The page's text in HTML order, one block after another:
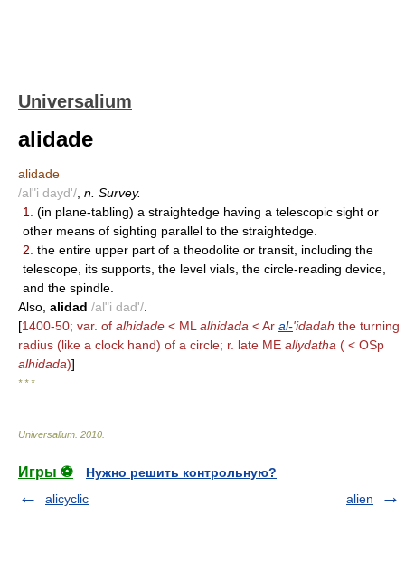
Universalium
alidade
alidade
/al"i dayd'/ n. Survey.
1.
(in plane-tabling) a straightedge having a telescopic sight or
other means of sighting parallel to the straightedge.
2. the entire upper part of a theodolite or transit, including the
telescope, its supports, the level vials, the circle-reading device,
and the spindle.
Also, alidad /al"i dad'/
[1400-50; var. of alhidade < ML alhidada < Ar al-'idadah the turning
radius (like a clock hand) of a circle; r. late ME allydatha ( < OSp
alhidada)]
* * *
Universalium 2010
Игры ⚽
Нужно решить контрольную?
alicyclic
alien